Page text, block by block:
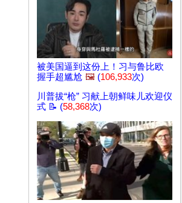
被美国逼到这份上！习与鲁比欧
握手超尴尬 🖼️ (106,933次)
川普拔“枪” 习献上朝鲜味儿欢迎仪
式 📝 (58,368次)